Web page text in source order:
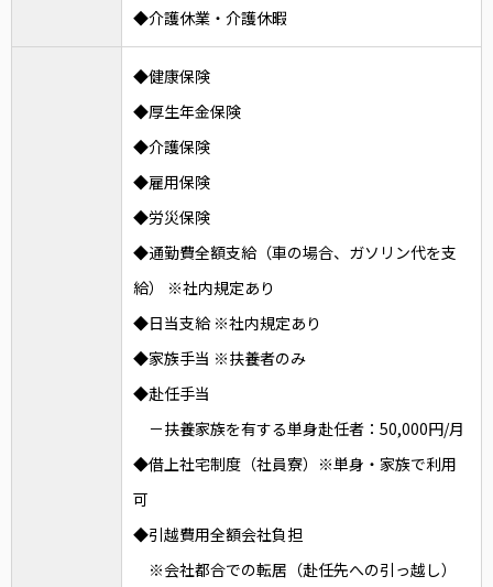
◆介護休業・介護休暇
◆健康保険
◆厚生年金保険
◆介護保険
◆雇用保険
◆労災保険
◆通勤費全額支給（車の場合、ガソリン代を支
給） ※社内規定あり
◆日当支給 ※社内規定あり
◆家族手当 ※扶養者のみ
◆赴任手当
－扶養家族を有する単身赴任者：50,000円/月
◆借上社宅制度（社員寮）※単身・家族で利用
可
◆引越費用全額会社負担
※会社都合での転居（赴任先への引っ越し）